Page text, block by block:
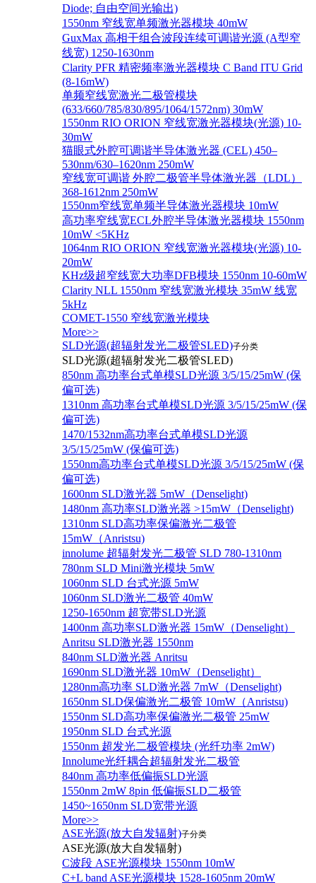
Diode; 自由空间光输出)
1550nm 窄线宽单频激光器模块 40mW
GuxMax 高相干组合波段连续可调谐光源 (A型窄
线宽) 1250-1630nm
Clarity PFR 精密频率激光器模块 C Band ITU Grid
(8-16mW)
单频窄线宽激光二极管模块
(633/660/785/830/895/1064/1572nm) 30mW
1550nm RIO ORION 窄线宽激光器模块(光源) 10-
30mW
猫眼式外腔可调谐半导体激光器 (CEL) 450–
530nm/630–1620nm 250mW
窄线宽可调谐 外腔二极管半导体激光器（LDL）
368-1612nm 250mW
1550nm窄线宽单频半导体激光器模块 10mW
高功率窄线宽ECL外腔半导体激光器模块 1550nm
10mW <5KHz
1064nm RIO ORION 窄线宽激光器模块(光源) 10-
20mW
KHz级超窄线宽大功率DFB模块 1550nm 10-60mW
Clarity NLL 1550nm 窄线宽激光模块 35mW 线宽
5kHz
COMET-1550 窄线宽激光模块
More>>
SLD光源(超辐射发光二极管SLED)子分类
SLD光源(超辐射发光二极管SLED)
850nm 高功率台式单模SLD光源 3/5/15/25mW (保
偏可选)
1310nm 高功率台式单模SLD光源 3/5/15/25mW (保
偏可选)
1470/1532nm高功率台式单模SLD光源
3/5/15/25mW (保偏可选)
1550nm高功率台式单模SLD光源 3/5/15/25mW (保
偏可选)
1600nm SLD激光器 5mW（Denselight)
1480nm 高功率SLD激光器 >15mW（Denselight)
1310nm SLD高功率保偏激光二极管
15mW（Anristsu)
innolume 超辐射发光二极管 SLD 780-1310nm
780nm SLD Mini激光模块 5mW
1060nm SLD 台式光源 5mW
1060nm SLD激光二极管 40mW
1250-1650nm 超宽带SLD光源
1400nm 高功率SLD激光器 15mW（Denselight）
Anritsu SLD激光器 1550nm
840nm SLD激光器 Anritsu
1690nm SLD激光器 10mW（Denselight）
1280nm高功率 SLD激光器 7mW（Denselight)
1650nm SLD保偏激光二极管 10mW（Anristsu)
1550nm SLD高功率保偏激光二极管 25mW
1950nm SLD 台式光源
1550nm 超发光二极管模块 (光纤功率 2mW)
Innolume光纤耦合超辐射发光二极管
840nm 高功率低偏振SLD光源
1550nm 2mW 8pin 低偏振SLD二极管
1450~1650nm SLD宽带光源
More>>
ASE光源(放大自发辐射)子分类
ASE光源(放大自发辐射)
C波段 ASE光源模块 1550nm 10mW
C+L band ASE光源模块 1528-1605nm 20mW